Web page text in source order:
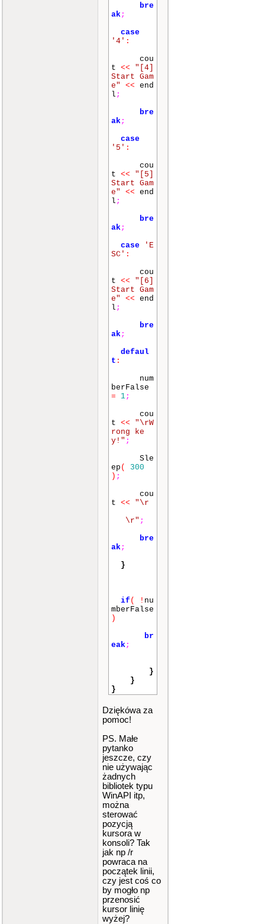
bre
ak;
case
'4' :
cou
t <<
"[4]
Start Gam
e"
<< end
l ;
bre
ak;
case
'5' :
cou
t <<
"[5]
Start Gam
e"
<< end
l ;
bre
ak;
case
'E
SC' :
cou
t <<
"[6]
Start Gam
e"
<< end
l ;
bre
ak;
defaul
t :
num
berFalse
=
1;
cou
t <<
"\rW
rong ke
y!" ;
Sle
ep (
300
) ;
cou
t <<
"\r
\r" ;
bre
ak;
}
if ( ! nu
mberFalse
)
br
eak;
}
}
}
Dziękówa za
pomoc!
PS. Małe
pytanko
jeszcze, czy
nie używając
żadnych
bibliotek typu
WinAPI itp,
można
sterować
pozycją
kursora w
konsoli? Tak
jak np /r
powraca na
początek linii,
czy jest coś co
by mogło np
przenosić
kursor linię
wyżej?